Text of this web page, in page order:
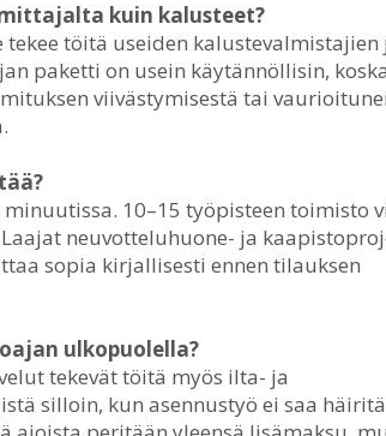
kuin kalusteet?
töitä useiden kalustevalmistajien
paketti on usein käytännöllisin, koska
viivästymisestä tai
10–15 työpisteen toimisto
neuvotteluhuone- ja
sopia kirjallisesti ennen tilauksen
ulkopuolella?
tekevät töitä myös ilta- ja
silloin, kun asennustyö ei saa häiritä